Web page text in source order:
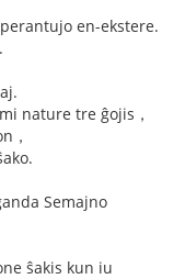
en-ekstere.
nature tre ĝojis，
，
Semajno
ŝakis kun iu